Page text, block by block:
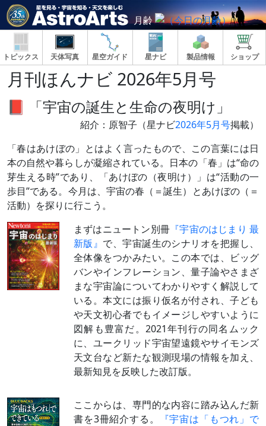
月齢
トピックス 天体写真 星空ガイド 星ナビ 製品情報 ショップ
月刊ほんナビ 2026年5月号
📕 「宇宙の誕生と生命の夜明け」
紹介：原智子（星ナビ2026年5月号掲載）
「春はあけぼの」とはよく言ったもので、この言葉には日
本の自然や暮らしが凝縮されている。日本の「春」は“命の
芽生える時”であり、「あけぼの（夜明け）」は“活動の一
歩目”である。今月は、宇宙の春（＝誕生）とあけぼの（＝
活動）を探りに行こう。
まずはニュートン別冊 『宇宙のはじまり 最
新版』 で、宇宙誕生のシナリオを把握し、
全体像をつかみたい。この本では、ビッグ
バンやインフレーション、量子論やさまざ
まな宇宙論についてわかりやすく解説して
いる。本文には振り仮名が付され、子ども
や天文初心者でもイメージしやすいように
図解も豊富だ。2021年刊行の同名ムック
に、ユークリッド宇宙望遠鏡やサイモンズ
天文台など新たな観測現場の情報を加え、
最新知見を反映した改訂版。
ここからは、専門的な内容に踏み込んだ新
書を3冊紹介する。
『宇宙は「もつれ」で